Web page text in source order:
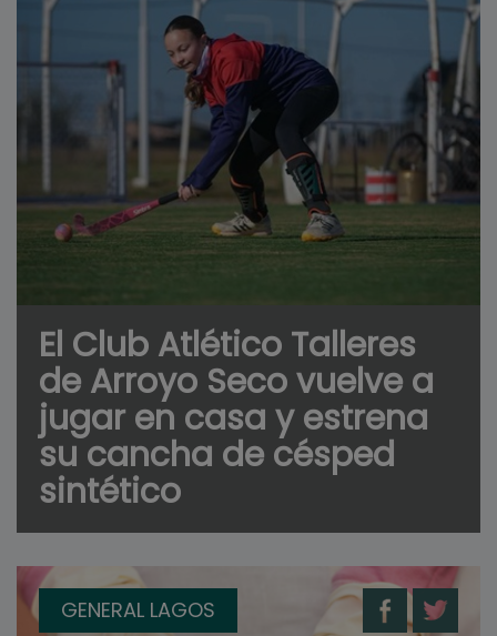
El Club Atlético Talleres
de Arroyo Seco vuelve a
jugar en casa y estrena
su cancha de césped
sintético
GENERAL LAGOS